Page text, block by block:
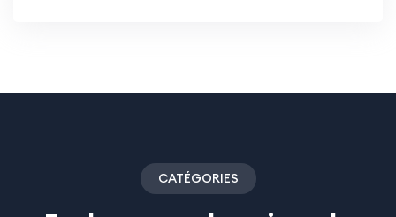
CATÉGORIES